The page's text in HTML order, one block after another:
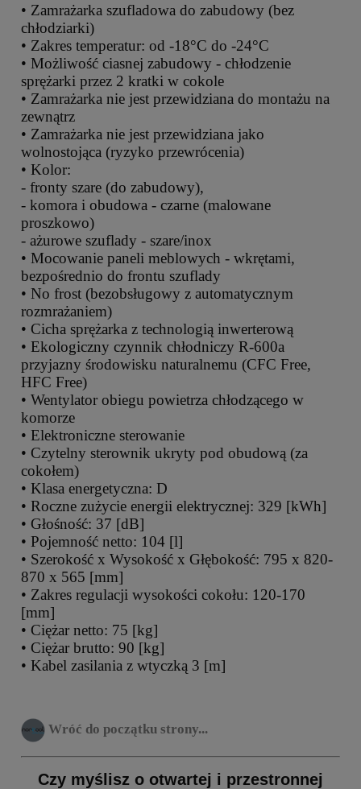
• Zamrażarka szufladowa do zabudowy (bez
chłodziarki)
• Zakres temperatur: od -18°C do -24°C
• Możliwość ciasnej zabudowy - chłodzenie
sprężarki przez 2 kratki w cokole
• Zamrażarka nie jest przewidziana do montażu na
zewnątrz
• Zamrażarka nie jest przewidziana jako
wolnostojąca (ryzyko przewrócenia)
• Kolor:
- fronty szare (do zabudowy),
- komora i obudowa - czarne (malowane
proszkowo)
- ażurowe szuflady - szare/inox
• Mocowanie paneli meblowych - wkrętami,
bezpośrednio do frontu szuflady
• No frost (bezobsługowy z automatycznym
rozmrażaniem)
• Cicha sprężarka z technologią inwerterową
• Ekologiczny czynnik chłodniczy R-600a
przyjazny środowisku naturalnemu (CFC Free,
HFC Free)
• Wentylator obiegu powietrza chłodzącego w
komorze
• Elektroniczne sterowanie
• Czytelny sterownik ukryty pod obudową (za
cokołem)
• Klasa energetyczna: D
• Roczne zużycie energii elektrycznej: 329 [kWh]
• Głośność: 37 [dB]
• Pojemność netto: 104 [l]
• Szerokość x Wysokość x Głębokość: 795 x 820-
870 x 565 [mm]
• Zakres regulacji wysokości cokołu: 120-170
[mm]
• Ciężar netto: 75 [kg]
• Ciężar brutto: 90 [kg]
• Kabel zasilania z wtyczką 3 [m]
Wróć do początku strony...
Czy myślisz o otwartej i przestronnej